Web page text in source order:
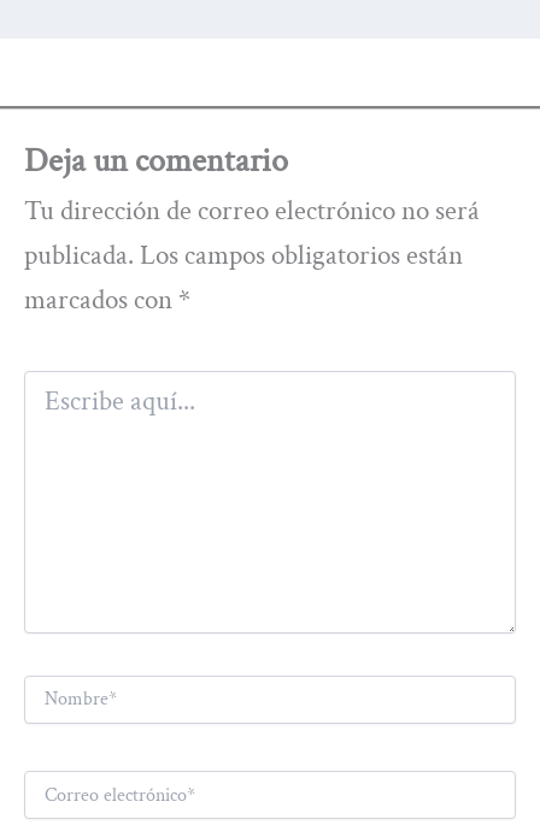
Deja un comentario
Tu dirección de correo electrónico no será
publicada. Los campos obligatorios están
marcados con *
aquí...
Nombre*
electrónico*